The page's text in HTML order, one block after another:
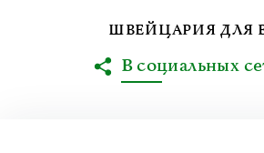
ШВЕЙЦАРИЯ ДЛЯ
В социальных